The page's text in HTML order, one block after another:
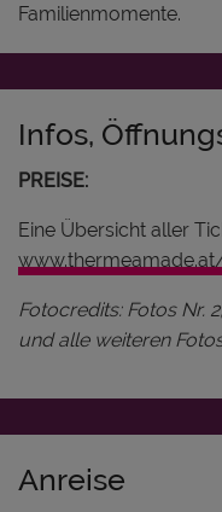
Familienmomente.
Infos,
PREISE:
Eine Übersicht aller
Fotocredits: Fotos Nr.
und alle weiteren
Anreise